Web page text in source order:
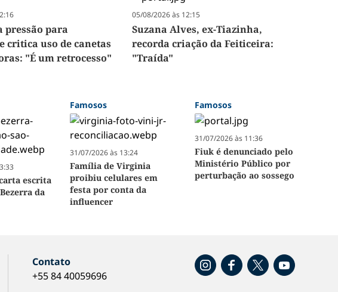
pressão para
critica uso de canetas
"É um retrocesso"
05/08/2026 às 12:15
Suzana Alves, ex-Tiazinha,
recorda criação da Feiticeira:
"Traída"
escrita
da
Famosos
31/07/2026 às 13:24
Família de Virginia
proibiu celulares em
festa por conta da
influencer
Famosos
31/07/2026 às 11:36
Fiuk é denunciado pelo
Ministério Público por
perturbação ao sossego
Contato
+55 84 40059696